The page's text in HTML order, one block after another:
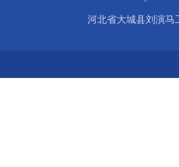
河北省大城县刘演马